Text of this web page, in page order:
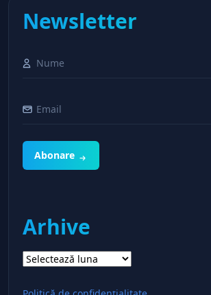
Newsletter
Abonare
Arhive
Arhive